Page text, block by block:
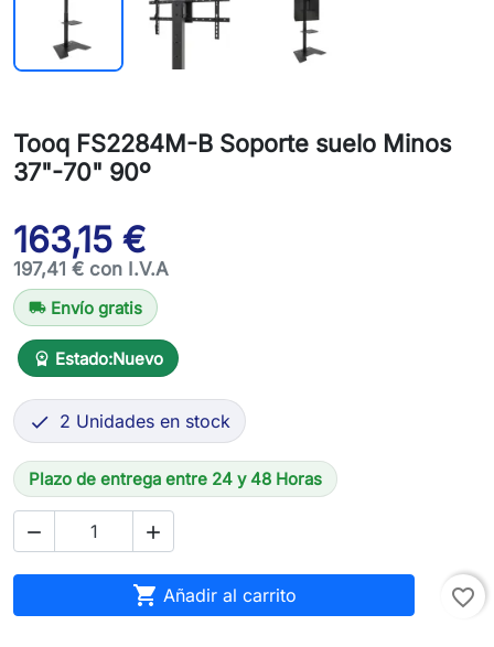
Tooq FS2284M-B Soporte suelo Minos
37"-70" 90º
163,15 €
197,41 € con I.V.A
local_shipping Envío gratis
workspace_premium Estado:Nuevo
 2 Unidades en stock
Plazo de entrega entre 24 y 48 Horas
 
 Añadir al carrito favorite_border